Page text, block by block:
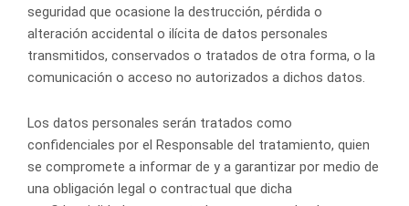
seguridad que ocasione la destrucción, pérdida o
alteración accidental o ilícita de datos personales
transmitidos, conservados o tratados de otra forma, o la
comunicación o acceso no autorizados a dichos datos.
Los datos personales serán tratados como
confidenciales por el Responsable del tratamiento, quien
se compromete a informar de y a garantizar por medio de
una obligación legal o contractual que dicha